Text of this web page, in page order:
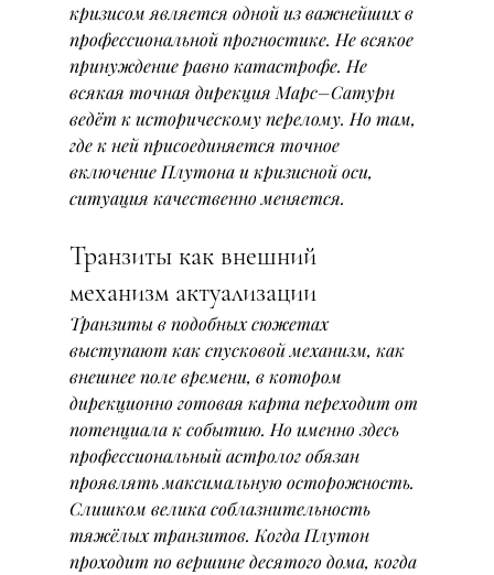
кризисом является одной из важнейших в
профессиональной прогностике. Не всякое
принуждение равно катастрофе. Не
всякая точная дирекция Марс–Сатурн
ведёт к историческому перелому. Но там,
где к ней присоединяется точное
включение Плутона и кризисной оси,
ситуация качественно меняется.
Транзиты как внешний
механизм актуализации
Транзиты в подобных сюжетах
выступают как спусковой механизм, как
внешнее поле времени, в котором
дирекционно готовая карта переходит от
потенциала к событию. Но именно здесь
профессиональный астролог обязан
проявлять максимальную осторожность.
Слишком велика соблазнительность
тяжёлых транзитов. Когда Плутон
проходит по вершине десятого дома, когда